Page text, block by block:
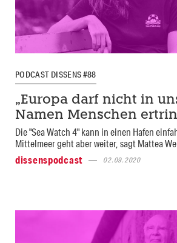
PODCAST DISSENS #88
„Europa darf nicht in
Namen Menschen
Die "Sea Watch 4" kann in einen Hafen
Mittelmeer geht aber weiter, sagt Mattea
dissenspodcast
02.09.2020